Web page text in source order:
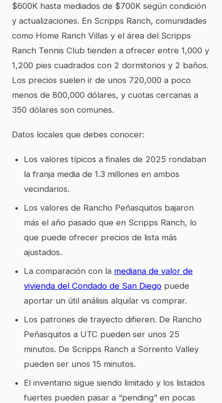
$600K hasta mediados de $700K según condición
y actualizaciones. En Scripps Ranch, comunidades
como Home Ranch Villas y el área del Scripps
Ranch Tennis Club tienden a ofrecer entre 1,000 y
1,200 pies cuadrados con 2 dormitorios y 2 baños.
Los precios suelen ir de unos 720,000 a poco
menos de 800,000 dólares, y cuotas cercanas a
350 dólares son comunes.
Datos locales que debes conocer:
Los valores típicos a finales de 2025 rondaban
la franja media de 1.3 millones en ambos
vecindarios.
Los valores de Rancho Peñasquitos bajaron
más el año pasado que en Scripps Ranch, lo
que puede ofrecer precios de lista más
ajustados.
La comparación con la mediana de valor de
vivienda del Condado de San Diego puede
aportar un útil análisis alquilar vs comprar.
Los patrones de trayecto difieren. De Rancho
Peñasquitos a UTC pueden ser unos 25
minutos. De Scripps Ranch a Sorrento Valley
pueden ser unos 15 minutos.
El inventario sigue siendo limitado y los listados
fuertes pueden pasar a “pending” en pocas